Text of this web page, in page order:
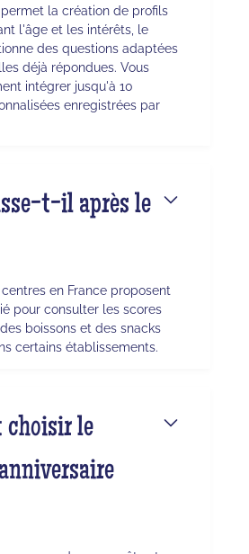
la création de profils
l'âge et les intérêts, le
des questions adaptées
déjà répondues. Vous
intégrer jusqu'à 10
enregistrées par
t-il après le
en France proposent
pour consulter les scores
boissons et des snacks
certains établissements.
choisir le